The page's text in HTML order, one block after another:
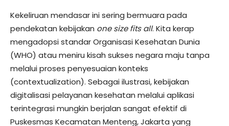
​Kekeliruan mendasar ini sering bermuara pada
pendekatan kebijakan one size fits all. Kita kerap
mengadopsi standar Organisasi Kesehatan Dunia
(WHO) atau meniru kisah sukses negara maju tanpa
melalui proses penyesuaian konteks
(contextualization). Sebagai ilustrasi, kebijakan
digitalisasi pelayanan kesehatan melalui aplikasi
terintegrasi mungkin berjalan sangat efektif di
Puskesmas Kecamatan Menteng, Jakarta yang